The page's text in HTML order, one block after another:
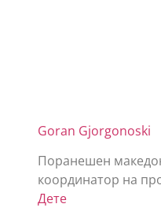
Goran Gjorgonoski
Поранешен
координатор на
Дете